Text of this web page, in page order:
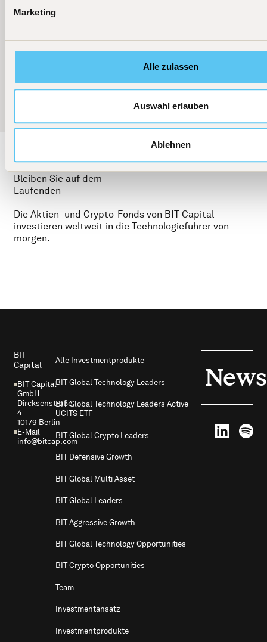
Marketing
Alle zulassen
Auswahl erlauben
Ablehnen
Bleiben Sie auf dem
Laufenden
Die Aktien- und Crypto-Fonds von BIT Capital
investieren weltweit in die Technologiefuhrer von
morgen.
BIT
Capital
BIT Capital
GmbH
Dircksenstraße
4
10179 Berlin
E-Mail
info@bitcap.com
Alle Investmentprodukte
BIT Global Technology Leaders
BIT Global Technology Leaders Active
UCITS ETF
BIT Global Crypto Leaders
BIT Defensive Growth
BIT Global Multi Asset
BIT Global Leaders
BIT Aggressive Growth
BIT Global Technology Opportunities
BIT Crypto Opportunities
Team
Investmentansatz
Investmentprodukte